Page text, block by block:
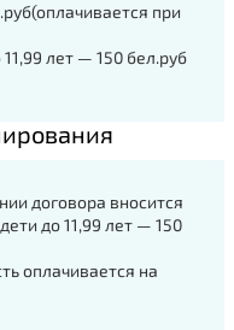
при
лет — 150 бел.руб
договора вносится
до 11,99 лет — 150
оплачивается на